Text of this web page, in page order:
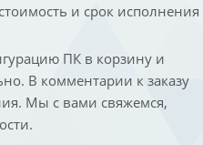
и срок исполнения
ПК в корзину и
В комментарии к заказу
Мы с вами свяжемся,